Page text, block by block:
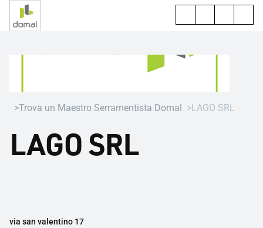
Trova un Maestro Serramentista Domal LAGO SRL
LAGO SRL
via san valentino 17